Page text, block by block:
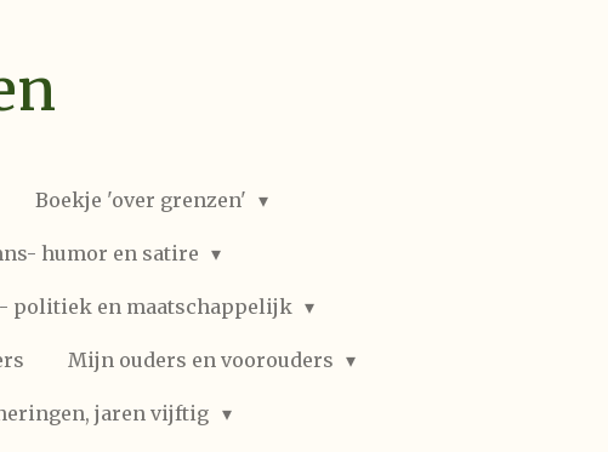
Boekje 'over grenzen'
humor en satire
politiek en maatschappelijk
Mijn ouders en voorouders
jaren vijftig